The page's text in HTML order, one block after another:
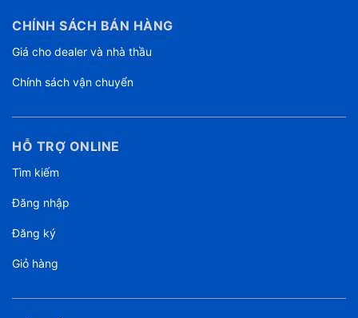
CHÍNH SÁCH BÁN HÀNG
Giá cho dealer và nhà thầu
Chính sách vận chuyển
HỖ TRỢ ONLINE
Tìm kiếm
Đăng nhập
Đăng ký
Giỏ hàng